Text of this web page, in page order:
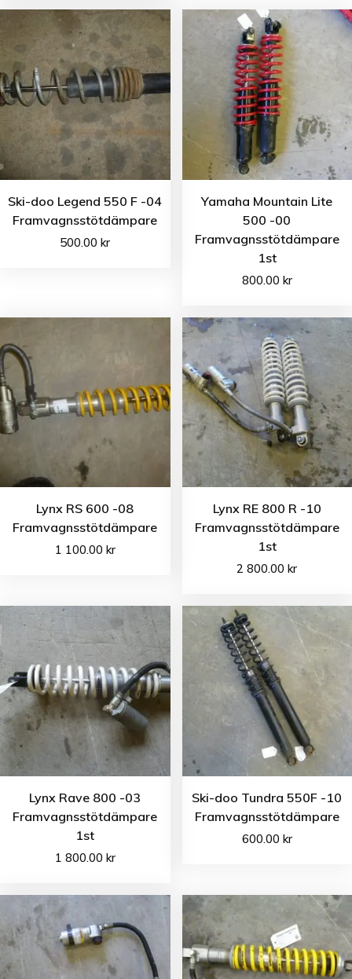
Ski-doo Legend 550 F -04
Framvagnsstötdämpare
500.00kr
Yamaha Mountain Lite
500 -00
Framvagnsstötdämpare
1st
800.00 kr
Lynx RS 600 -08
Framvagnsstötdämpare
1 100.00 kr
Lynx RE 800 R -10
Framvagnsstötdämpare
1st
2 800.00kr
Lynx Rave 800 -03
Framvagnsstötdämpare
1st
1 800.00 kr
Ski-doo Tundra 550F -10
Framvagnsstötdämpare
600.00 kr